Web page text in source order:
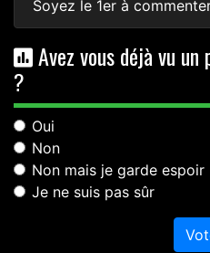
Soyez le 1er à
Avez vous déjà vu
?
Oui
Non
Non mais je garde espoir
Je ne suis pas sûr